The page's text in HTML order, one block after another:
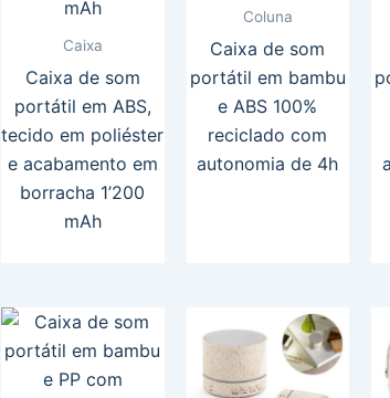
Caixa
Caixa de som
portátil em ABS,
tecido em poliéster
e acabamento em
borracha 1’200
mAh
Coluna
Caixa de som
portátil em bambu
e ABS 100%
reciclado com
autonomia de 4h